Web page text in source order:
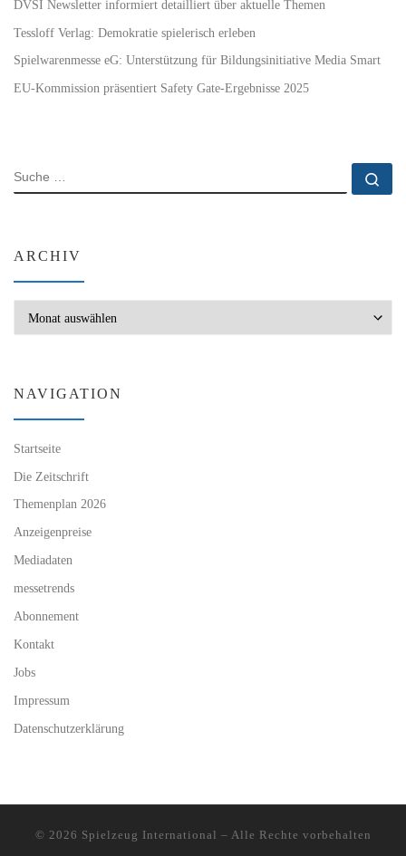
DVSI Newsletter informiert detailliert über aktuelle Themen
Tessloff Verlag: Demokratie spielerisch erleben
Spielwarenmesse eG: Unterstützung für Bildungsinitiative Media Smart
EU-Kommission präsentiert Safety Gate-Ergebnisse 2025
SUCHE
ARCHIV
NAVIGATION
Startseite
Die Zeitschrift
Themenplan 2026
Anzeigenpreise
Mediadaten
messetrends
Abonnement
Kontakt
Jobs
Impressum
Datenschutzerklärung
© 2026 Spielzeug International – Alle Rechte vorbehalten